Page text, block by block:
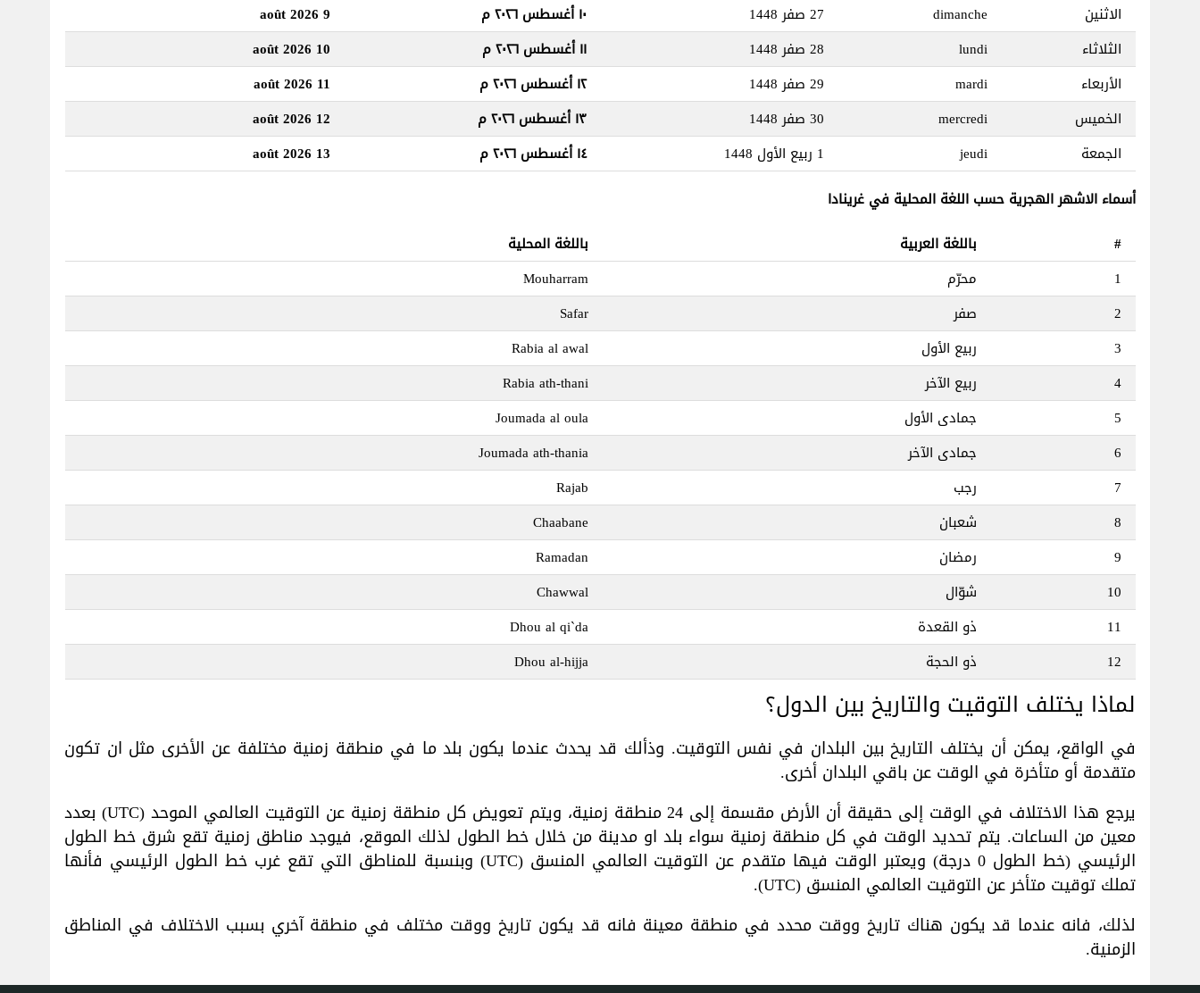
الاثنين
dimanche 27 صفر 1448 ١٠ أغسطس ٢٠٢٦ م
9 août 2026
الثلاثاء
lundi 28 صفر 1448 ١١ أغسطس ٢٠٢٦ م
10 août 2026
الأربعاء
mardi 29 صفر 1448 ١٢ أغسطس ٢٠٢٦ م
11 août 2026
الخميس
mercredi 30 صفر 1448 ١٣ أغسطس ٢٠٢٦ م
12 août 2026
الجمعة
jeudi 1 ربيع الأول 1448 ١٤ أغسطس ٢٠٢٦ م
13 août 2026
أسماء الاشهر الهجرية حسب اللغة المحلية في غرينادا
#
باللغة العربية
باللغة المحلية
1
محرّم
Mouharram
2
صفر
Safar
3
ربيع الأول
Rabia al awal
4
ربيع الآخر
Rabia ath-thani
5
جمادى الأول
Joumada al oula
6
جمادى الآخر
Joumada ath-thania
7
رجب
Rajab
8
شعبان
Chaabane
9
رمضان
Ramadan
10
شوّال
Chawwal
11
ذو القعدة
Dhou al qi`da
12
ذو الحجة Dhou al-hijja
لماذا يختلف التوقيت والتاريخ بين الدول؟
في الواقع، يمكن أن يختلف التاريخ بين البلدان في نفس التوقيت. وذألك قد يحدث عندما يكون بلد ما في منطقة زمنية مختلفة عن الأخرى مثل ان تكون
متقدمة أو متأخرة في الوقت عن باقي البلدان أخرى.
يرجع هذا الاختلاف في الوقت إلى حقيقة أن الأرض مقسمة إلى 24 منطقة زمنية، ويتم تعويض كل منطقة زمنية عن التوقيت العالمي الموحد (UTC) بعدد
معين من الساعات. يتم تحديد الوقت في كل منطقة زمنية سواء بلد او مدينة من خلال خط الطول لذلك الموقع، فيوجد مناطق زمنية تقع شرق خط الطول
الرئيسي (خط الطول 0 درجة) ويعتبر الوقت فيها متقدم عن التوقيت العالمي المنسق (UTC) وبنسبة للمناطق التي تقع غرب خط الطول الرئيسي فأنها
تملك توقيت متأخر عن التوقيت العالمي المنسق (UTC).
لذلك، فانه عندما قد يكون هناك تاريخ ووقت محدد في منطقة معينة فانه قد يكون تاريخ ووقت مختلف في منطقة آخري بسبب الاختلاف في المناطق
الزمنية.